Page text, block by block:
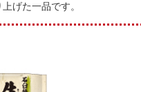
げた一品です。